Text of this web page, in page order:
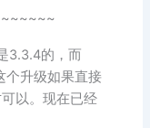
3.3.4的，而
个升级如果直接
以。现在已经